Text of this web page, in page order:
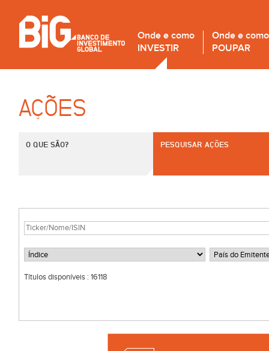
Onde e como
INVESTIR
Onde e como
POUPAR
AÇÕES
O QUE SÃO? PESQUISAR AÇÕES
Títulos disponíveis : 16118